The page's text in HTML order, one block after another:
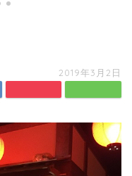
2019年3月2日